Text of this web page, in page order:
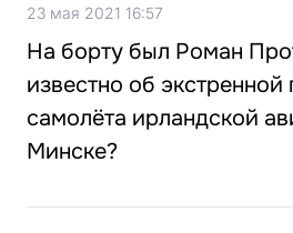
23 мая 2021 16:57
На борту был Роман
известно об экстренной
самолёта ирландской
Минске?